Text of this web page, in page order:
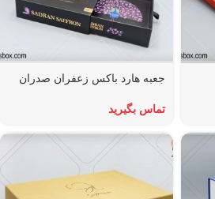
جعبه هارد باکس زعفران صدران
تماس بگیرید